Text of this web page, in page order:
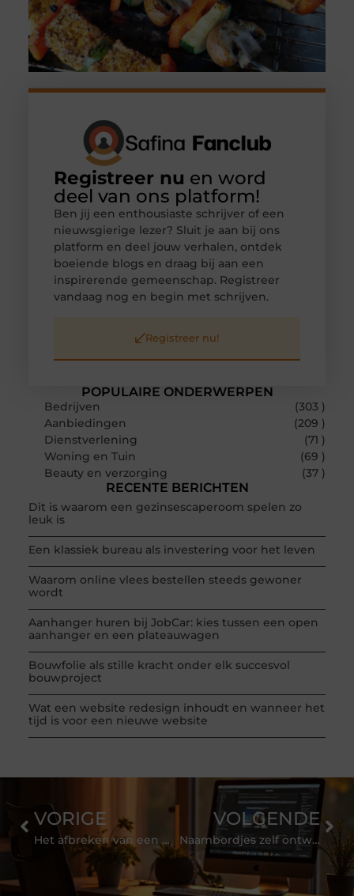
POPULAIRE ONDERWERPEN
Bedrijven
(303 )
Aanbiedingen
(209 )
Dienstverlening
(71 )
Woning en Tuin
(69 )
Beauty en verzorging
(37 )
RECENTE BERICHTEN
Dit is waarom een gezinsescaperoom spelen zo
leuk is
Een klassiek bureau als investering voor het leven
Waarom online vlees bestellen steeds gewoner
wordt
Aanhanger huren bij JobCar: kies tussen een open
aanhanger en een plateauwagen
Bouwfolie als stille kracht onder elk succesvol
bouwproject
Wat een website redesign inhoudt en wanneer het
tijd is voor een nieuwe website
Registreer nu en word
deel van ons platform!
Ben jij een enthousiaste schrijver of een
nieuwsgierige lezer? Sluit je aan bij ons
platform en deel jouw verhalen, ontdek
boeiende blogs en draag bij aan een
inspirerende gemeenschap. Registreer
vandaag nog en begin met schrijven.
Registreer nu!
VORIGE
Het afbreken van een zwangerschap
VOLGENDE
Naambordjes zelf ontwerpen